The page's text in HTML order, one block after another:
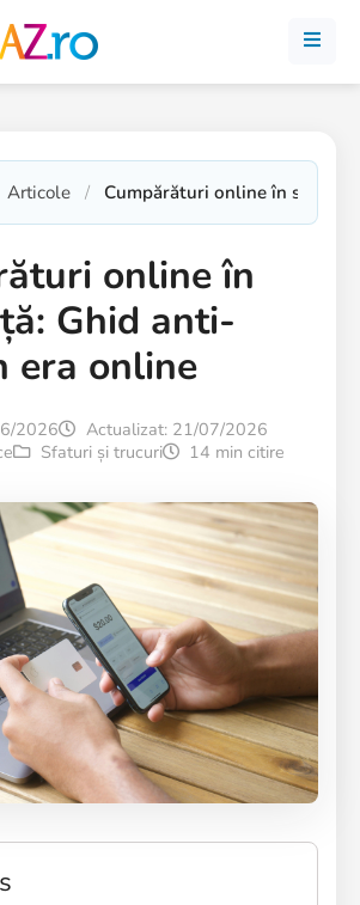
Articole Cumpărături online în
online în
Ghid anti-
era online
2026
Actualizat: 21/07/2026
Sfaturi și trucuri 14 min citire